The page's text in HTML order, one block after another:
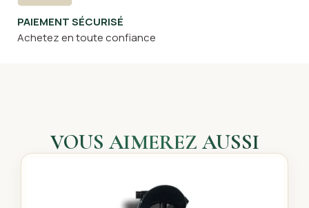
PAIEMENT SÉCURISÉ
Achetez en toute confiance
VOUS AIMEREZ AUSSI